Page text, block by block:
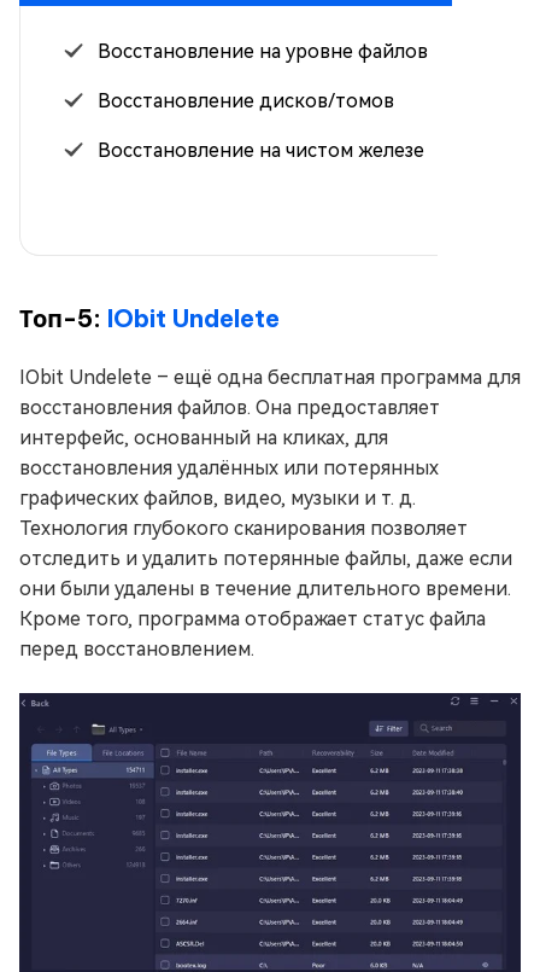
Восстановление на уровне файлов
Восстановление дисков/томов
Восстановление на чистом железе
Топ-5: IObit Undelete
IObit Undelete – ещё одна бесплатная программа для
восстановления файлов. Она предоставляет
интерфейс, основанный на кликах, для
восстановления удалённых или потерянных
графических файлов, видео, музыки и т. д.
Технология глубокого сканирования позволяет
отследить и удалить потерянные файлы, даже если
они были удалены в течение длительного времени.
Кроме того, программа отображает статус файла
перед восстановлением.